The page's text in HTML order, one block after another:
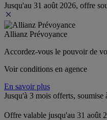
Jusqu'au 31 août 2026, offre
Allianz Prévoyance
Accordez-vous le pouvoir de
Voir conditions en agence
En savoir plus
Jusqu'à 3 mois offerts, soumise
Offre valable jusqu'au 31 août